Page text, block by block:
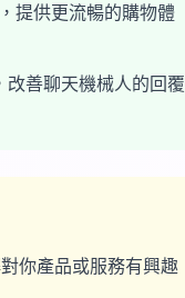
提供更流暢的購物體
善聊天機械人的回覆
你產品或服務有興趣